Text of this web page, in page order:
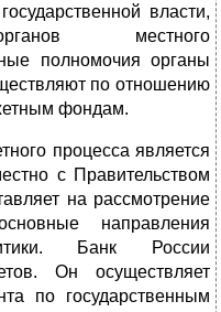
власти,
местного
полномочия органы
по отношению
фондам.
процесса является
с Правительством
на рассмотрение
направления
Банк России
Он осуществляет
по государственным